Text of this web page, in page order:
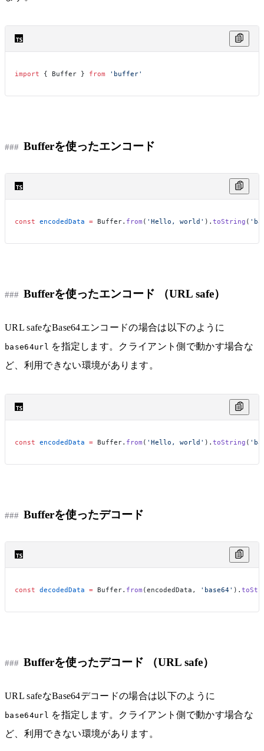
import { Buffer } from 'buffer'
Bufferを使ったエンコード
const encodedData = Buffer. from ( 'Hello, world' ). toString (
Bufferを使ったエンコード （URL safe）
URL safeなBase64エンコードの場合は以下のように
base64url を指定します。クライアント側で動かす場合な
ど、利用できない環境があります。
const encodedData = Buffer. from ( 'Hello, world' ). toString (
Bufferを使ったデコード
const decodedData = Buffer. from (encodedData, 'base64' ).
Bufferを使ったデコード （URL safe）
URL safeなBase64デコードの場合は以下のように
base64url を指定します。クライアント側で動かす場合な
ど、利用できない環境があります。